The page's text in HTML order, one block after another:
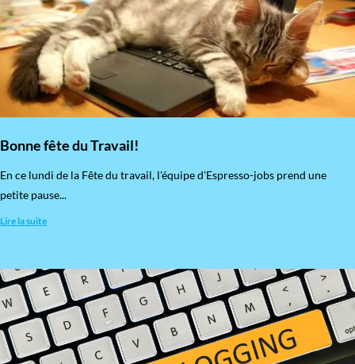
Bonne fête du Travail!
En ce lundi de la Fête du travail, l'équipe d'Espresso-jobs prend une
petite pause...
Lire la suite